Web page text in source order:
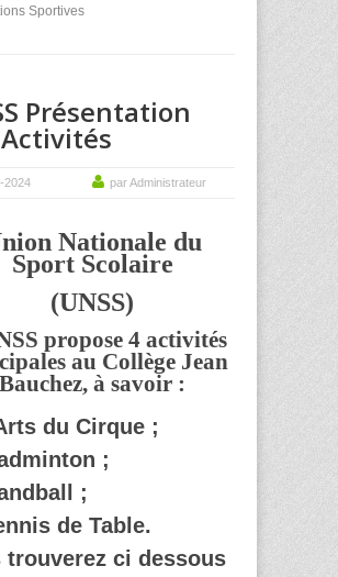
Sportives
Présentation
2024 par Administrateur
Nationale du
Sport Scolaire
(UNSS)
propose 4 activités
au Collège Jean
Bauchez, à savoir :
du Cirque ;
;
;
de Table.
trouverez ci dessous